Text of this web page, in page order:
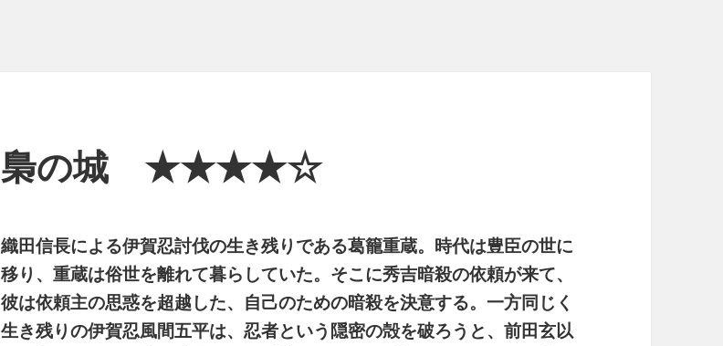
梟の城 ★★★★☆
織田信長による伊賀忍討伐の生き残りである葛籠重蔵。時代は豊臣の世に
移り、重蔵は俗世を離れて暮らしていた。そこに秀吉暗殺の依頼が来て、
彼は依頼主の思惑を超越した、自己のための暗殺を決意する。一方同じく
生き残りの伊賀忍風間五平は、忍者という隠密の殻を破ろうと、前田玄以